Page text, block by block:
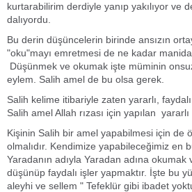
kurtarabilirim derdiyle yanıp yakılıyor ve
dalıyordu.
Bu derin düşüncelerin birinde ansızın
"oku"mayı emretmesi de ne kadar
Düşünmek ve okumak işte müminin
eylem. Salih amel de bu olsa gerek.
Salih kelime itibariyle zaten yararlı,
Salih amel Allah rızası için yapılan
Kişinin Salih bir amel yapabilmesi için de
olmalıdır. Kendimize yapabileceğimiz en
Yaradanın adıyla Yaradan adına okumak
düşünüp faydalı işler yapmaktır. İşte bu
aleyhi ve sellem " Tefeklür gibi ibadet